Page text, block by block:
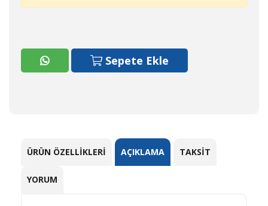
Sepete Ekle
ÜRÜN ÖZELLIKLERI AÇIKLAMA TAKSIT
YORUM